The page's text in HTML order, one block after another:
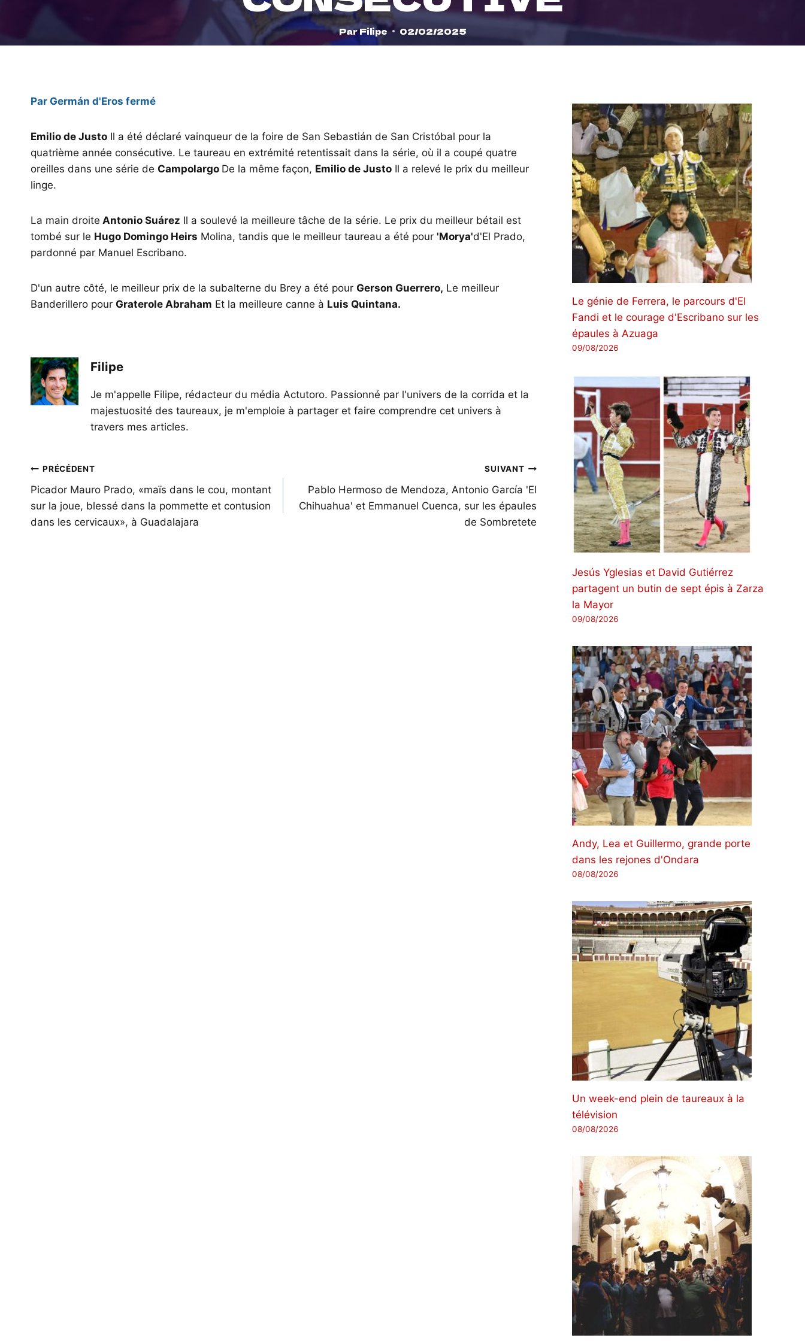
ParFilipe 02/02/2025
Par Germán d'Eros fermé
Emilio de Justo Il a été déclaré vainqueur de la foire de San Sebastián de San Cristóbal pour la
quatrième année consécutive. Le taureau en extrémité retentissait dans la série, où il a coupé quatre
oreilles dans une série de Campolargo De la même façon, Emilio de Justo Il a relevé le prix du meilleur
linge.
La main droite Antonio Suárez Il a soulevé la meilleure tâche de la série. Le prix du meilleur bétail est
tombé sur le Hugo Domingo Heirs Molina, tandis que le meilleur taureau a été pour 'Morya'd'El Prado,
pardonné par Manuel Escribano.
D'un autre côté, le meilleur prix de la subalterne du Brey a été pour Gerson Guerrero, Le meilleur
Banderillero pour Graterole Abraham Et la meilleure canne à Luis Quintana.
Filipe
Je m'appelle Filipe, rédacteur du média Actutoro. Passionné par l'univers de la corrida et la
majestuosité des taureaux, je m'emploie à partager et faire comprendre cet univers à
travers mes articles.
Navigation
de
l’article
PRÉCÉDENT
Picador Mauro Prado, «maïs dans le cou, montant
sur la joue, blessé dans la pommette et contusion
dans les cervicaux», à Guadalajara
SUIVANT
Pablo Hermoso de Mendoza, Antonio García 'El
Chihuahua' et Emmanuel Cuenca, sur les épaules
de Sombretete
Le génie de Ferrera, le parcours d'El
Fandi et le courage d'Escribano sur les
épaules à Azuaga
09/08/2026
Jesús Yglesias et David Gutiérrez
partagent un butin de sept épis à Zarza
la Mayor
09/08/2026
Andy, Lea et Guillermo, grande porte
dans les rejones d'Ondara
08/08/2026
Un week-end plein de taureaux à la
télévision
08/08/2026